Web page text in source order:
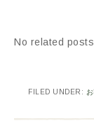
No related
FILED UNDER: